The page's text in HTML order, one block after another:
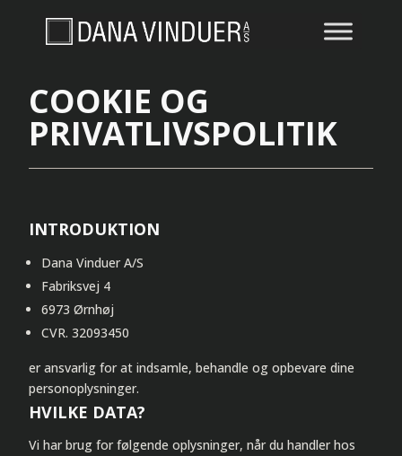
COOKIE OG
PRIVATLIVSPOLITIK
INTRODUKTION
Dana Vinduer A/S
Fabriksvej 4
6973 Ørnhøj
CVR. 32093450
er ansvarlig for at indsamle, behandle og opbevare dine
personoplysninger.
HVILKE DATA?
Vi har brug for følgende oplysninger, når du handler hos